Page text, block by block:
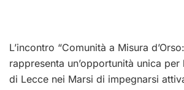
L’incontro “Comunità a Misura
rappresenta un’opportunità unica
di Lecce nei Marsi di impegnarsi